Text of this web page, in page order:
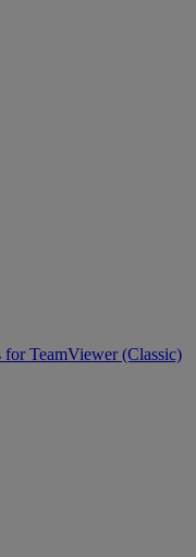
for TeamViewer (Classic)